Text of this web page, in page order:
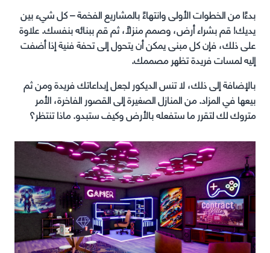
بدءًا من الخطوات الأولى وانتهاءً بالمشاريع الفخمة – كل شيء بين
يديك! قم بشراء أرض، وصمم منزلاً، ثم قم ببنائه بنفسك. علاوة
على ذلك، فإن كل مبنى يمكن أن يتحول إلى تحفة فنية إذا أضفت
إليه لمسات فريدة تظهر مصممك.
بالإضافة إلى ذلك، لا تنس الديكور لجعل إبداعاتك فريدة ومن ثم
بيعها في المزاد. من المنازل الصغيرة إلى القصور الفاخرة، الأمر
متروك لك لتقرر ما ستفعله بالأرض وكيف ستبدو. ماذا تنتظر؟